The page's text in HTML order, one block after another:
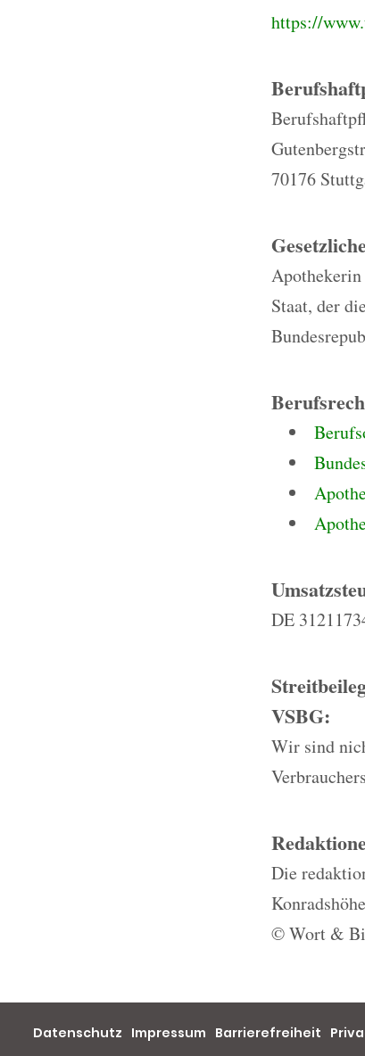
https://
70176
Apothekerin
Staat, der
DE
VSBG:
Wir sind
Die
© Wort &
Datenschutz Impressum Barrierefreiheit